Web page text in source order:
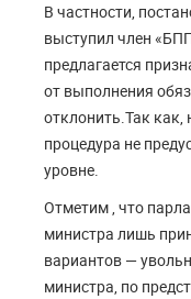
В частности,
выступил член
предлагается
от выполнения
отклонить.Так как,
процедура не
уровне.
Отметим , что
министра лишь
вариантов —
министра, по